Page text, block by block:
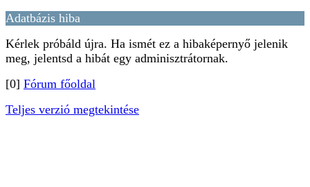
Adatbázis hiba
Kérlek próbáld újra. Ha ismét ez a hibaképernyő jelenik
meg, jelentsd a hibát egy adminisztrátornak.
[0] Fórum főoldal
Teljes verzió megtekintése